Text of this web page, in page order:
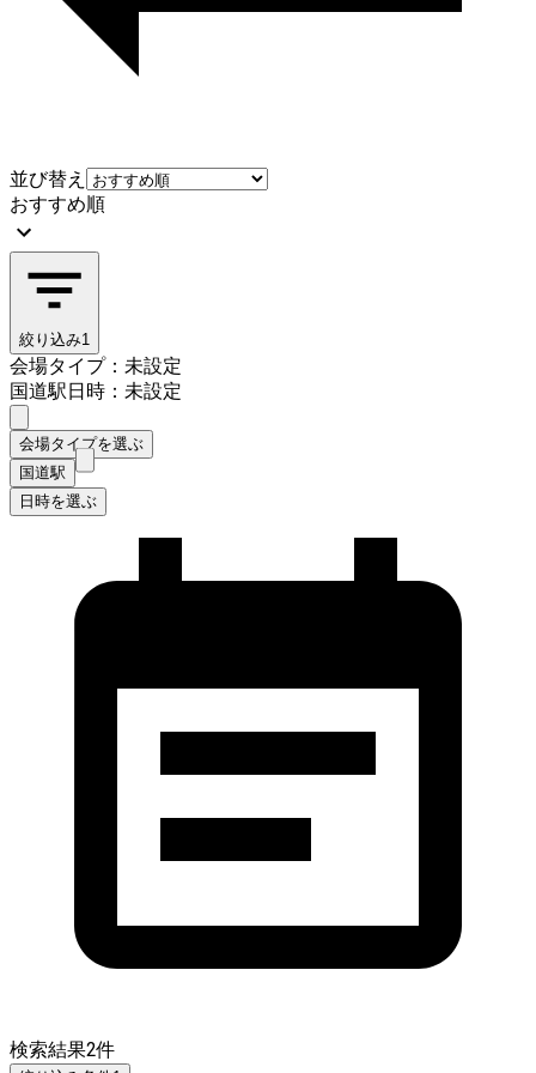
並び替え
おすすめ順
絞り込み1
会場タイプ：未設定
国道駅日時：未設定
会場タイプを選ぶ
国道駅
日時を選ぶ
検索結果2件